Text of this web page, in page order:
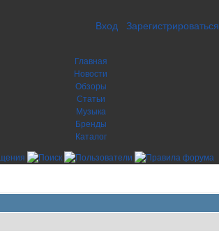
Вход Зарегистрироваться
Главная
Новости
Обзоры
Статьи
Музыка
Бренды
Каталог